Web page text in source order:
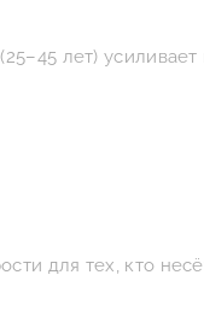
лет)
для тех, кто